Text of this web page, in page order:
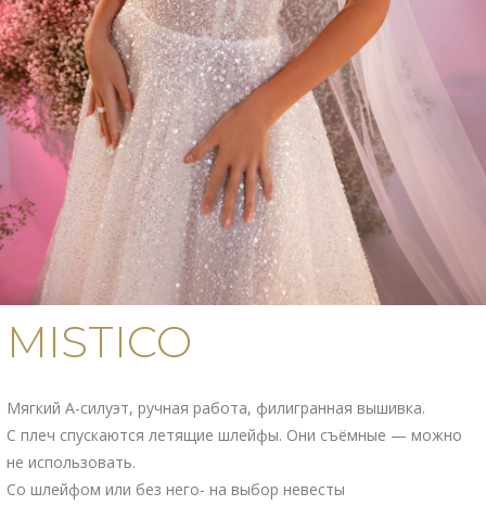
MISTICO
Мягкий А-силуэт, ручная работа, филигранная вышивка.
С плеч спускаются летящие шлейфы. Они съёмные — можно
не использовать.
Со шлейфом или без него- на выбор невесты